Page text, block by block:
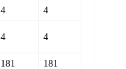
4 4
4 4
181 181